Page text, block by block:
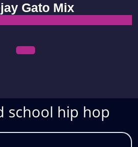
Gato Mix
school hip hop